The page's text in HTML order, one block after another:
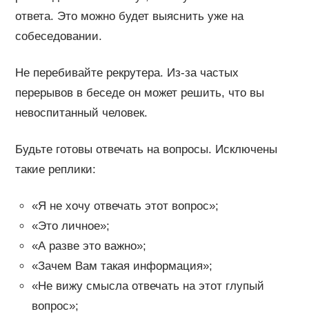
ответа. Это можно будет выяснить уже на
собеседовании.
Не перебивайте рекрутера. Из-за частых
перерывов в беседе он может решить, что вы
невоспитанный человек.
Будьте готовы отвечать на вопросы. Исключены
такие реплики:
«Я не хочу отвечать этот вопрос»;
«Это личное»;
«А разве это важно»;
«Зачем Вам такая информация»;
«Не вижу смысла отвечать на этот глупый
вопрос»;